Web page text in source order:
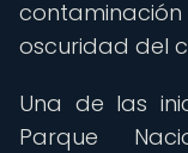
oscuridad del
Una de las
Parque